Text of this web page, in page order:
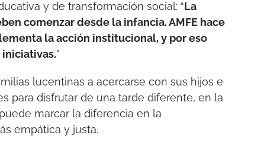
y de transformación social: “La
comenzar desde la infancia. AMFE hace
la acción institucional, y por eso
”
lucentinas a acercarse con sus hijos e
para disfrutar de una tarde diferente, en la
marcar la diferencia en la
empática y justa.